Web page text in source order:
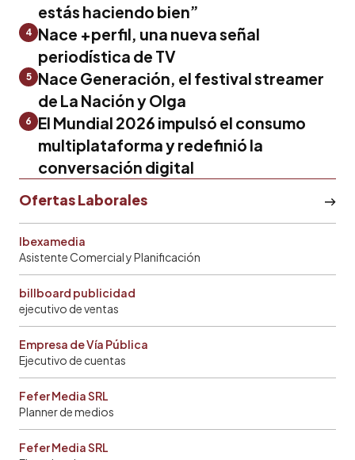
estás haciendo bien”
4 Nace +perfil, una nueva señal
periodística de TV
5
Nace Generación, el festival streamer
de La Nación y Olga
6
El Mundial 2026 impulsó el consumo
multiplataforma y redefinió la
conversación digital
Ofertas Laborales
Ibexamedia
Asistente Comercial y Planificación
billboard publicidad
ejecutivo de ventas
Empresa de Vía Pública
Ejecutivo de cuentas
Fefer Media SRL
Planner de medios
Fefer Media SRL